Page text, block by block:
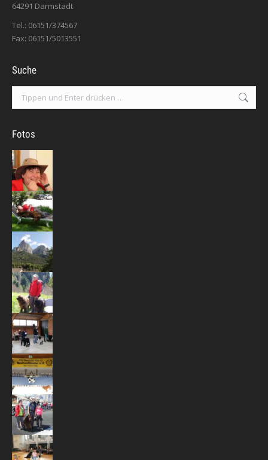
64291 Darmstadt
Tel.: 06151/374567
Fax: 06151/5013551
Suche
Fotos